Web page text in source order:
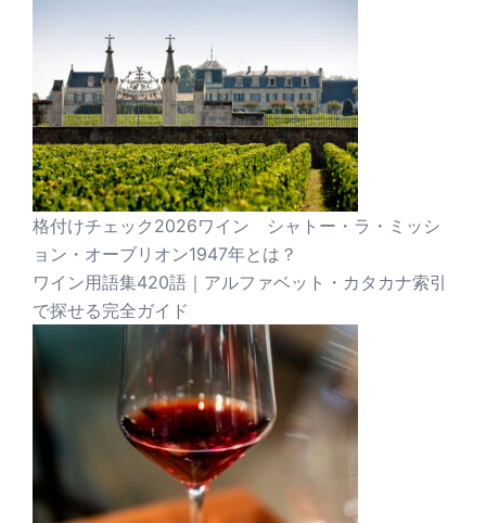
格付けチェック2026ワイン シャトー・ラ・ミッシ
ョン・オーブリオン1947年とは？
ワイン用語集420語｜アルファベット・カタカナ索引
で探せる完全ガイド